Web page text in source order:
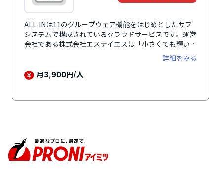
ALL-INは11のグループウェア機能をはじめとしたサブ
システムで構成されているクラウドサービスです。運営
会社である株式会社エステイエスは「小さくても輝いて
いるカッコいい会社を増やしたい！」と考え、中小・小
規模事業者に必要な機能をすべて搭載しています。導入
実績は270社以上と多くの企業で利用されています。グ
ど経営に必要な機能をこれひとつに集約。それぞれに入
です。グループウェアの情報は従業員で共有されるた
め、管理の負担削減につながります。データはすべて信
頼の高い高セキュリティなクラウド上に保存されるた
詳細をみる
月3,900円/人